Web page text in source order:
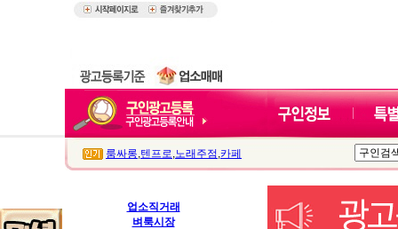
룸싸롱,텐프로,노래주점 ,카페
업소직거래
벼룩시장